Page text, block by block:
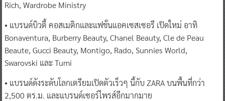
Rich, Wardrobe Ministry
• แบรนด์บิวตี้ คอสเมติกและแฟชั่นแอคเซสเซอรี เปิดใหม่ อาทิ
Bonaventura, Burberry Beauty, Chanel Beauty, Cle de Peau
Beaute, Gucci Beauty, Montigo, Rado, Sunnies World,
Swarovski และ Tumi
• แบรนด์ดังระดับโลกเตรียมเปิดตัวเร็วๆ นี้กับ ZARA บนพื้นที่กว่า
2,500 ตร.ม. และแบรนด์เซอร์ไพรส์อีกมากมาย